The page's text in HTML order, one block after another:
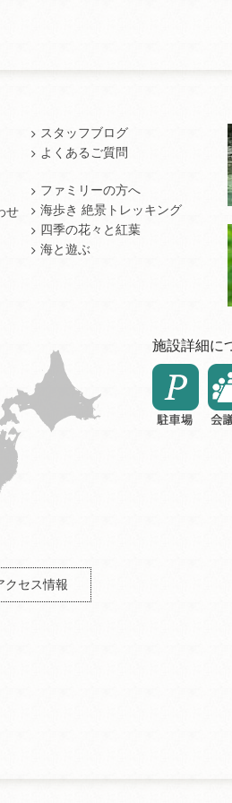
せ
スタッフブログ
よくあるご質問
ファミリーの方へ
海歩き 絶景トレッキング
四季の花々と紅葉
海と遊ぶ
クセス情報
施設詳細に